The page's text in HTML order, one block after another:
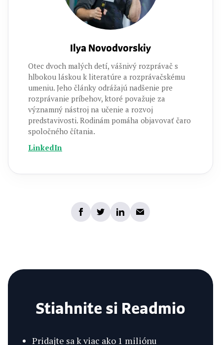
Ilya Novodvorskiy
Otec dvoch malých detí, vášnivý rozprávač s
hlbokou láskou k literatúre a rozprávačskému
umeniu. Jeho články odrážajú nadšenie pre
rozprávanie príbehov, ktoré považuje za
významný nástroj na učenie a rozvoj
predstavivosti. Rodinám pomáha objavovať čaro
spoločného čítania.
LinkedIn
Stiahnite si Readmio
Pridajte sa k viac ako 1 miliónu